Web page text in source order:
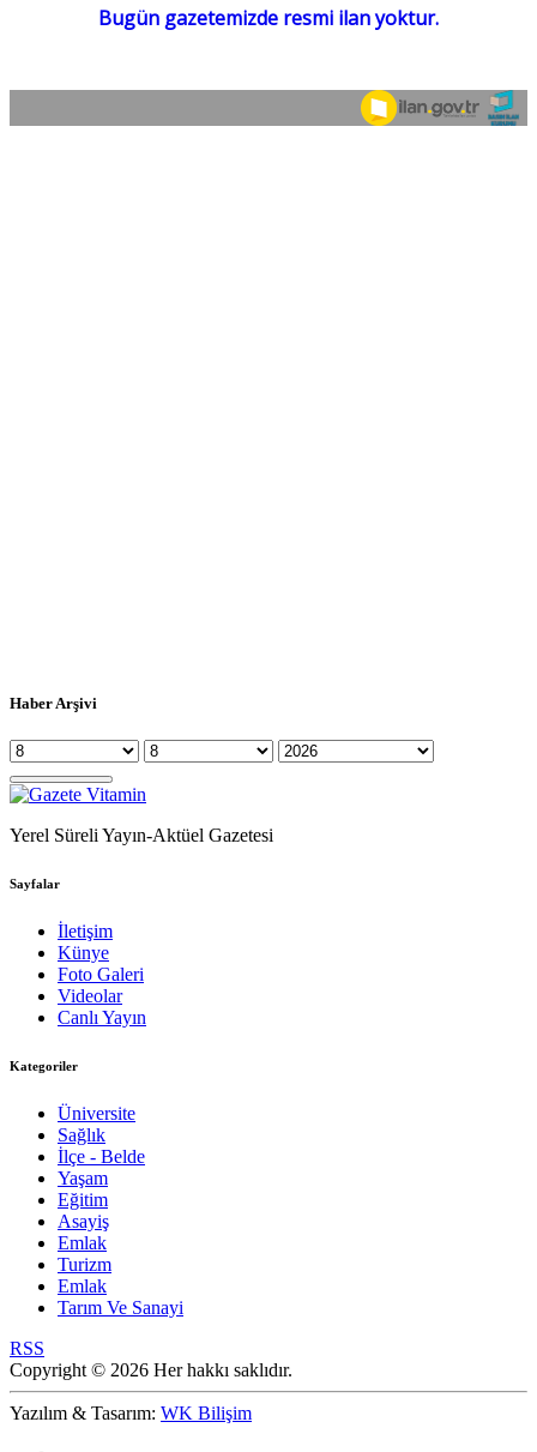
Haber Arşivi
Yerel Süreli Yayın-Aktüel Gazetesi
Sayfalar
İletişim
Künye
Foto Galeri
Videolar
Canlı Yayın
Kategoriler
Üniversite
Sağlık
İlçe - Belde
Yaşam
Eğitim
Asayiş
Emlak
Turizm
Emlak
Tarım Ve Sanayi
RSS
Copyright © 2026 Her hakkı saklıdır.
Yazılım & Tasarım: WK Bilişim